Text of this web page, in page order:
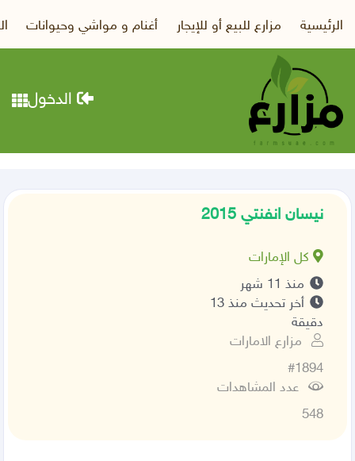
الرئيسية مزارع للبيع أو للإيجار أغنام و مواشي وحيوانات
الدخول
نيسان انفنتي 2015
كل الإمارات
منذ 11 شهر
أخر تحديث منذ 13
دقيقة
مزارع الامارات
#1894
عدد المشاهدات
548